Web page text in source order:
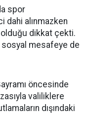
spor
dahi alınmazken
dikkat çekti.
sosyal mesafeye de
öncesinde
valiliklere
dışındaki